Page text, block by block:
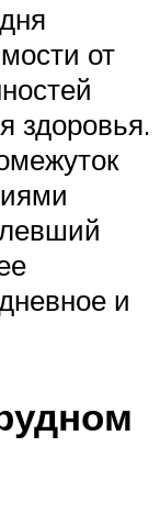
от
здоровья.
и